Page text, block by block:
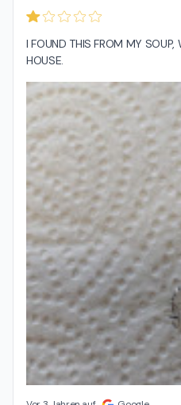
I FOUND THIS FROM MY SOUP,
HOUSE.